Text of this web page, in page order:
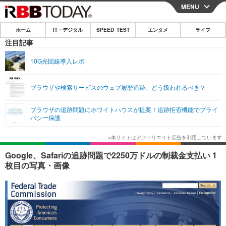
CLOSE
ホーム
IT・デジタル
ショッピング その他
SPEED TEST
エンタメ
エンタメTOP
韓国・芸能
音楽 スポーツ
ショッピング その他
ライフ
ライフTOP グルメ
ペット ショッピング
リリース一覧
プッシュ通知の停止方法
MENU
ホーム IT・デジタル SPEED TEST エンタメ ライフ
注目記事
10G光回線導入レポ
ブラウザや検索サービスのウェブ履歴追跡、どう扱われるべき？
ブラウザの追跡問題にホワイトハウスが提案！追跡拒否機能でプライ
バシー保護
Google、Safariの追跡問題で2250万ドルの制裁金支払い 1
枚目の写真・画像